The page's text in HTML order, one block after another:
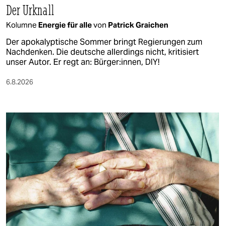
Der Urknall
Kolumne Energie für allevon Patrick Graichen
Der apokalyptische Sommer bringt Regierungen zum
Nachdenken. Die deutsche allerdings nicht, kritisiert
unser Autor. Er regt an: Bürger:innen, DIY!
6.8.2026